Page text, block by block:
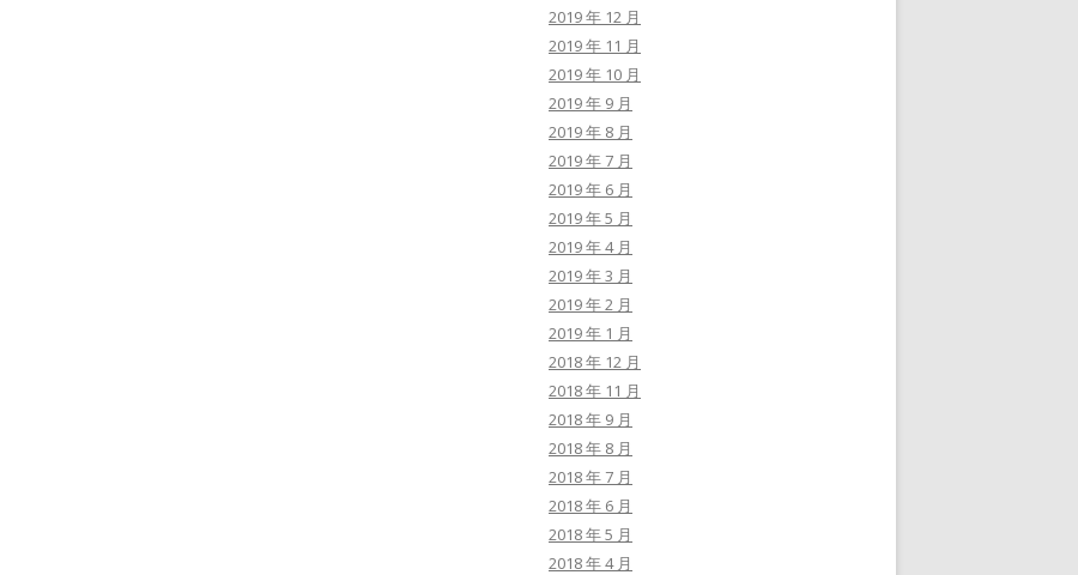
2019 年 12 月
2019 年 11 月
2019 年 10 月
2019 年 9 月
2019 年 8 月
2019 年 7 月
2019 年 6 月
2019 年 5 月
2019 年 4 月
2019 年 3 月
2019 年 2 月
2019 年 1 月
2018 年 12 月
2018 年 11 月
2018 年 9 月
2018 年 8 月
2018 年 7 月
2018 年 6 月
2018 年 5 月
2018 年 4 月